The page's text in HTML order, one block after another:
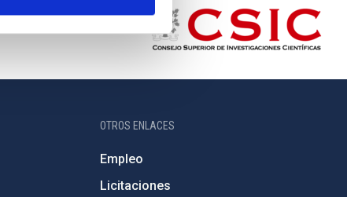
OTROS ENLACES
Empleo
Licitaciones